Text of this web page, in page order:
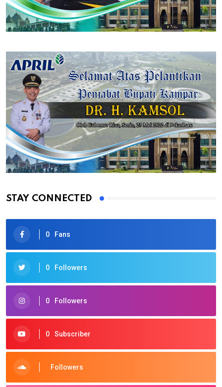
STAY CONNECTED
0 Fans
0 Followers
0 Followers
0 Subscriber
Followers